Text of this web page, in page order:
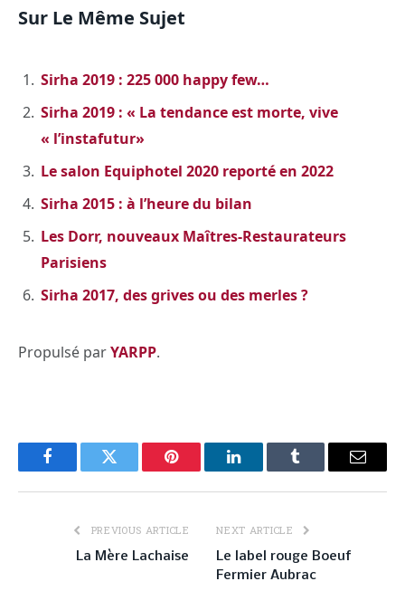
Sur Le Même Sujet
Sirha 2019 : 225 000 happy few…
Sirha 2019 : « La tendance est morte, vive
« l’instafutur»
Le salon Equiphotel 2020 reporté en 2022
Sirha 2015 : à l’heure du bilan
Les Dorr, nouveaux Maîtres-Restaurateurs
Parisiens
Sirha 2017, des grives ou des merles ?
Propulsé parYARPP.
FacebookTwitter Pinterest LinkedInTumblr Email
PREVIOUS ARTICLE
La Mère Lachaise
NEXT ARTICLE
Le label rouge Boeuf
Fermier Aubrac